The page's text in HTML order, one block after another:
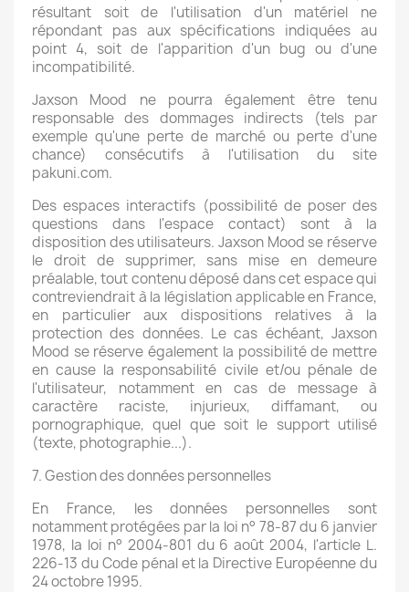
résultant soit de l'utilisation d'un matériel ne
répondant pas aux spécifications indiquées au
point 4, soit de l'apparition d'un bug ou d'une
incompatibilité.
Jaxson Mood ne pourra également être tenu
responsable des dommages indirects (tels par
exemple qu'une perte de marché ou perte d'une
chance) consécutifs à l'utilisation du site
pakuni.com.
Des espaces interactifs (possibilité de poser des
questions dans l'espace contact) sont à la
disposition des utilisateurs. Jaxson Mood se réserve
le droit de supprimer, sans mise en demeure
préalable, tout contenu déposé dans cet espace qui
contreviendrait à la législation applicable en France,
en particulier aux dispositions relatives à la
protection des données. Le cas échéant, Jaxson
Mood se réserve également la possibilité de mettre
en cause la responsabilité civile et/ou pénale de
l'utilisateur, notamment en cas de message à
caractère raciste, injurieux, diffamant, ou
pornographique, quel que soit le support utilisé
(texte, photographie...).
7. Gestion des données personnelles
En France, les données personnelles sont
notamment protégées par la loi n° 78-87 du 6 janvier
1978, la loi n° 2004-801 du 6 août 2004, l'article L.
226-13 du Code pénal et la Directive Européenne du
24 octobre 1995.